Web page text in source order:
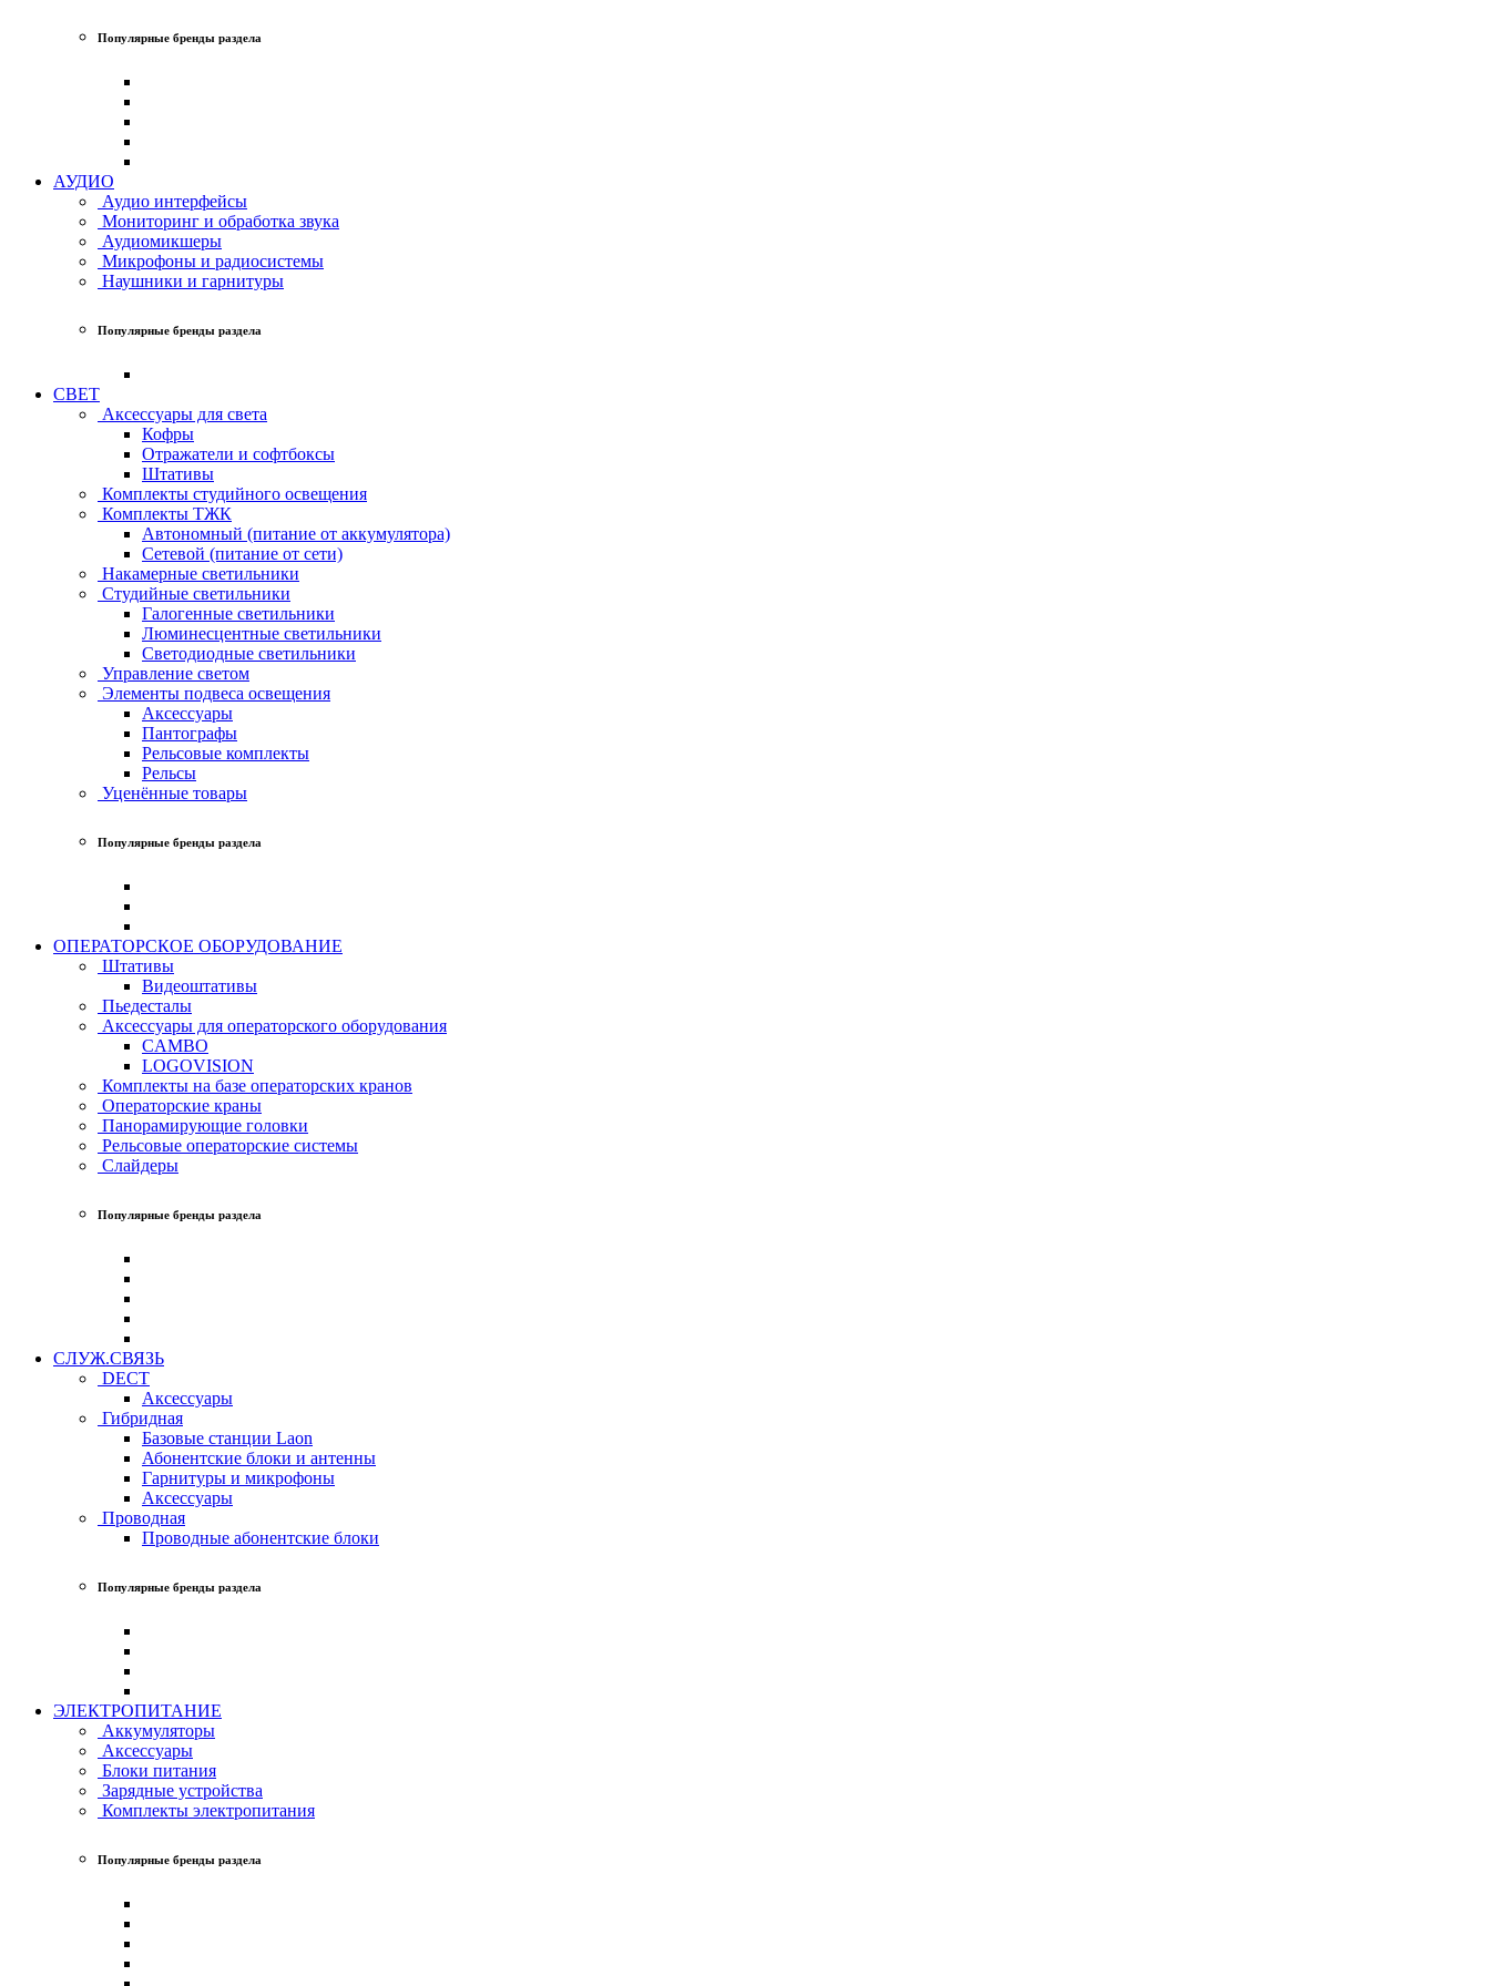
Популярные бренды раздела
АУДИО
Аудио интерфейсы
Мониторинг и обработка звука
Аудиомикшеры
Микрофоны и радиосистемы
Наушники и гарнитуры
Популярные бренды раздела
СВЕТ
Аксессуары для света
Кофры
Отражатели и софтбоксы
Штативы
Комплекты студийного освещения
Комплекты ТЖК
Автономный (питание от аккумулятора)
Сетевой (питание от сети)
Накамерные светильники
Студийные светильники
Галогенные светильники
Люминесцентные светильники
Светодиодные светильники
Управление светом
Элементы подвеса освещения
Аксессуары
Пантографы
Рельсовые комплекты
Рельсы
Уценённые товары
Популярные бренды раздела
ОПЕРАТОРСКОЕ ОБОРУДОВАНИЕ
Штативы
Видеоштативы
Пьедесталы
Аксессуары для операторского оборудования
CAMBO
LOGOVISION
Комплекты на базе операторских кранов
Операторские краны
Панорамирующие головки
Рельсовые операторские системы
Слайдеры
Популярные бренды раздела
СЛУЖ.СВЯЗЬ
DECT
Аксессуары
Гибридная
Базовые станции Laon
Абонентские блоки и антенны
Гарнитуры и микрофоны
Аксессуары
Проводная
Проводные абонентские блоки
Популярные бренды раздела
ЭЛЕКТРОПИТАНИЕ
Аккумуляторы
Аксессуары
Блоки питания
Зарядные устройства
Комплекты электропитания
Популярные бренды раздела